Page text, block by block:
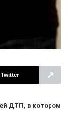
Twitter ↗
ДТП, в котором